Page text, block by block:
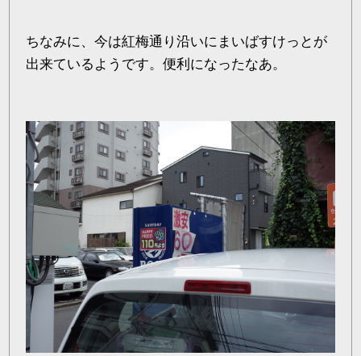
ちなみに、今は紅梅通り沿いにまいばすけっとが
出来ているようです。便利になったなあ。